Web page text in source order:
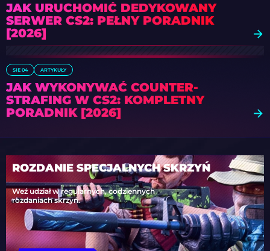
JAK URUCHOMIĆ DEDYKOWANY
SERWER CS2: PEŁNY PORADNIK
[2026]
SIE 04 ARTYKUŁY
JAK WYKONYWAĆ COUNTER-
STRAFING W CS2: KOMPLETNY
PORADNIK [2026]
ROZDANIE SPECJALNYCH SKRZYŃ
Weź udział w regularnych, codziennych
rozdaniach skrzyń.